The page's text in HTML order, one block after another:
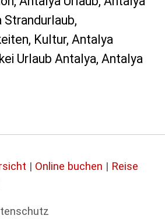
Strandurlaub,
Kultur, Antalya
Urlaub Antalya, Antalya
| Online buchen | Reise